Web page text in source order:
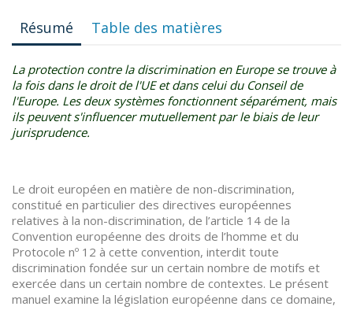
Résumé Table des matières
La protection contre la discrimination en Europe se trouve à
la fois dans le droit de l'UE et dans celui du Conseil de
l'Europe. Les deux systèmes fonctionnent séparément, mais
ils peuvent s'influencer mutuellement par le biais de leur
jurisprudence.
Le droit européen en matière de non-discrimination,
constitué en particulier des directives européennes
relatives à la non-discrimination, de l’article 14 de la
Convention européenne des droits de l’homme et du
Protocole nº 12 à cette convention, interdit toute
discrimination fondée sur un certain nombre de motifs et
exercée dans un certain nombre de contextes. Le présent
manuel examine la législation européenne dans ce domaine,